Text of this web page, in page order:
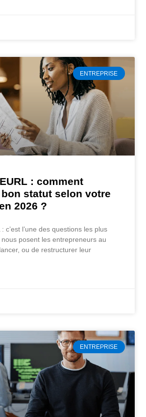
ENTREPRISE
: comment
statut selon votre
2026 ?
c’est l’une des questions les plus
posent les entrepreneurs au
ou de restructurer leur
ENTREPRISE